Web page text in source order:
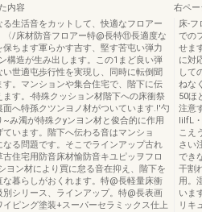
内容
る生活音をカットして、快適なフロアー
〈/床材防音フロアー特@長特⑪長適度な
ちます軍らかす吉す、堅す苦屯い弾力
構造が生み出します。この1まど良い弾
世適屯歩行性を実現し、同時に転倒聞
。マンションや集合住宅で、階下に伝
す。-特殊クッション材階下への床衝祭
へ特孫クツンヨノ材がついています.!'勺
み濁が特殊クyンヨン材と俊合的に作用
ています。階下へ伝わる音はマンショ
なる問題です。そこでラインアップ古れ
住宅用防音床材愉防音キユピッヲフロ
ヨン材により買に怠る音在抑え、階下を
暮らしがおくれます。特@長軽量床衝
シリース、ラインアップ。特@長表画
ピング塗装+スーパーセラミックス仕上
右ペ
床-フ
での
せま
に対
して
ねな
50ほ
注意
lilfL
こえ
さい
でき
干割
用。
いま
リキ